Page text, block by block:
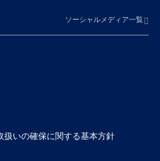
ソーシャルメディア一覧
いの確保に関する基本方針